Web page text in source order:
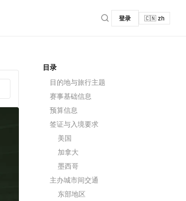
登录 🇨🇳 zh
目录
目的地与旅行主题
赛事基础信息
预算信息
签证与入境要求
美国
加拿大
墨西哥
主办城市间交通
东部地区